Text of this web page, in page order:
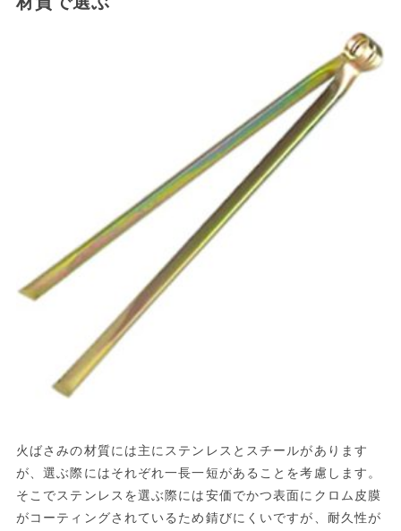
火ばさみの材質には主にステンレスとスチールがあります
が、選ぶ際にはそれぞれ一長一短があることを考慮します。
そこでステンレスを選ぶ際には安価でかつ表面にクロム皮膜
がコーティングされているため錆びにくいですが、耐久性が